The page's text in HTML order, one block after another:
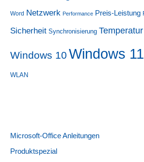
Word Netzwerk Performance Preis-Leistung
Sicherheit Synchronisierung Temperatur
Windows 10 Windows 11
WLAN
Microsoft-Office Anleitungen
Produktspezial